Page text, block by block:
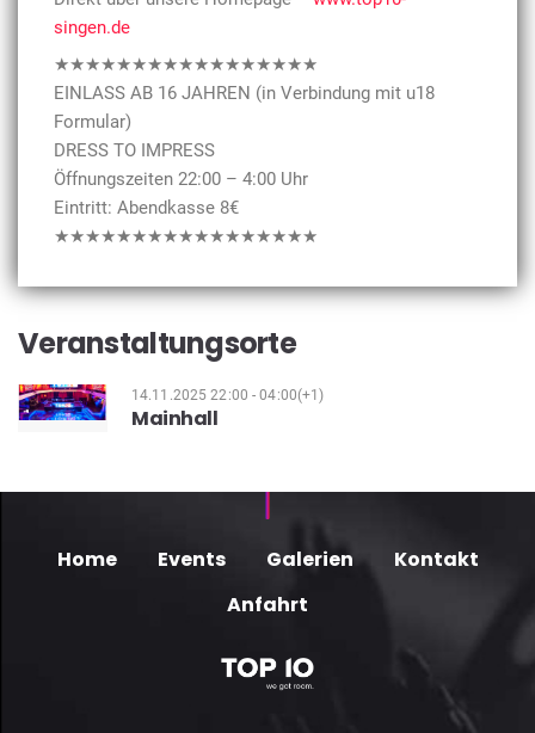
singen.de
★★★★★★★★★★★★★★★★★
EINLASS AB 16 JAHREN (in Verbindung mit u18
Formular)
DRESS TO IMPRESS
Öffnungszeiten 22:00 – 4:00 Uhr
Eintritt: Abendkasse 8€
★★★★★★★★★★★★★★★★★
Veranstaltungsorte
14.11.2025 22:00 - 04:00(+1)
Mainhall
Home Events Galerien
Kontakt
Anfahrt